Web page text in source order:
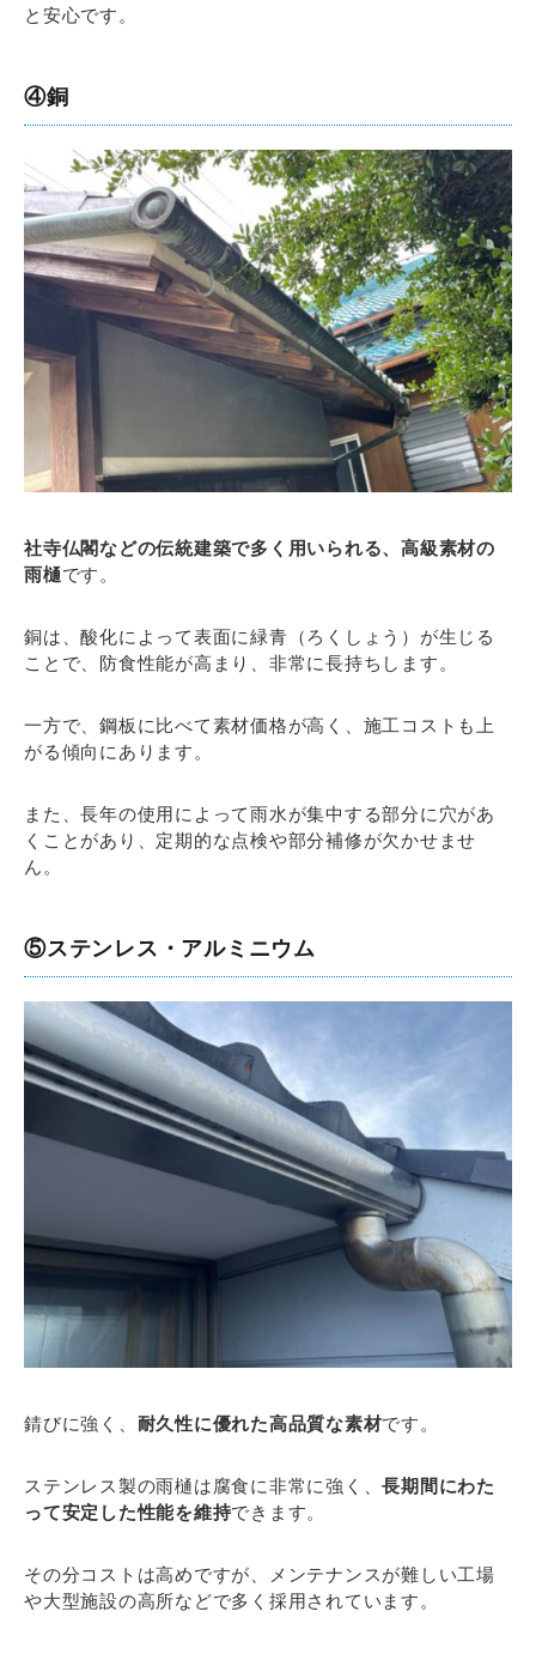
と安心です。
④銅
社寺仏閣などの伝統建築で多く用いられる、高級素材の
雨樋です。
銅は、酸化によって表面に緑青（ろくしょう）が生じる
ことで、防食性能が高まり、非常に長持ちします。
一方で、鋼板に比べて素材価格が高く、施工コストも上
がる傾向にあります。
また、長年の使用によって雨水が集中する部分に穴があ
くことがあり、定期的な点検や部分補修が欠かせませ
ん。
⑤ステンレス・アルミニウム
錆びに強く、 耐久性に優れた高品質な素材です。
ステンレス製の雨樋は腐食に非常に強く、長期間にわた
って安定した性能を維持できます。
その分コストは高めですが、メンテナンスが難しい工場
や大型施設の高所などで多く採用されています。